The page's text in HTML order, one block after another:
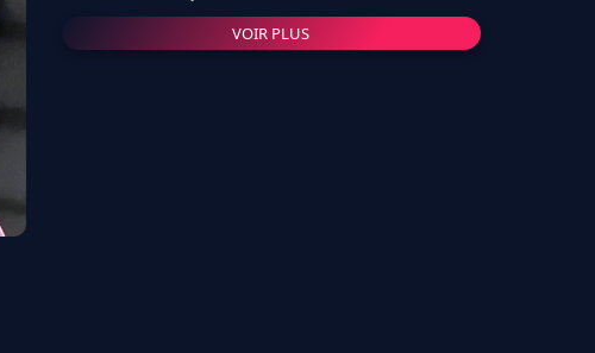
VOIR PLUS